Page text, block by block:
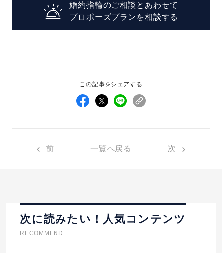
婚約指輪のご相談とあわせて
プロポーズプランを相談する
この記事をシェアする
前 一覧へ戻る 次
次に読みたい！人気コンテンツ
RECOMMEND